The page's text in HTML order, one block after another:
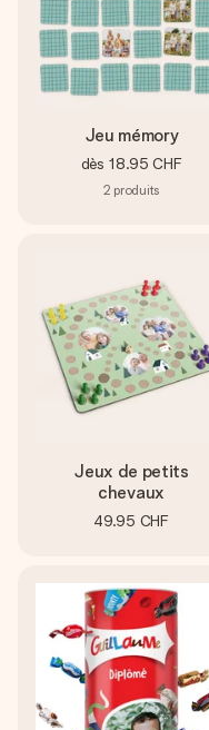
Jeu mémory
dès 18.95 CHF
2 produits
Jeux de petits
chevaux
49.95 CHF